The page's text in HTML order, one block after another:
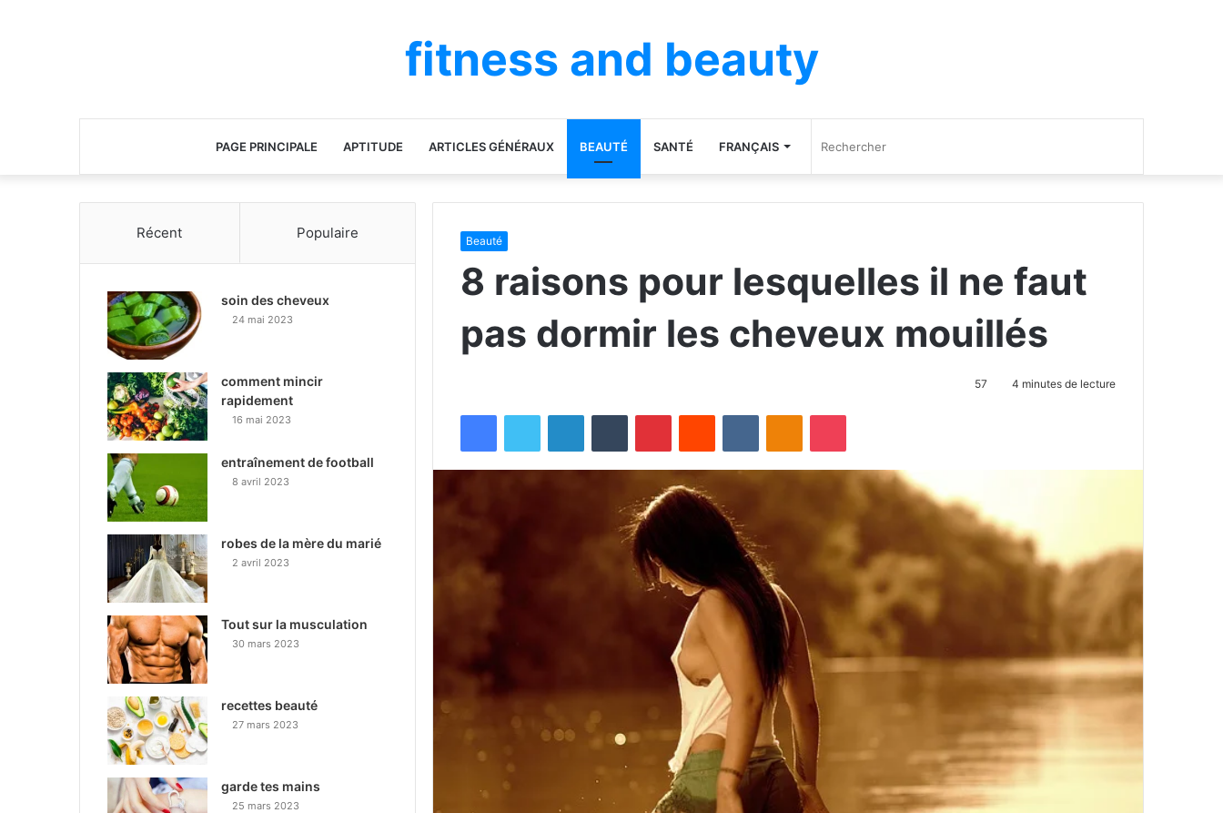
fitness and beauty
PAGE PRINCIPALE APTITUDE ARTICLES GÉNÉRAUX BEAUTÉ SANTÉ FRANÇAIS
Beauté
8 raisons pour lesquelles il ne faut
pas dormir les cheveux mouillés
57 4 minutes de lecture
Récent Populaire
soin des cheveux
24 mai 2023
comment mincir
rapidement
16 mai 2023
entraînement de football
8 avril 2023
robes de la mère du marié
2 avril 2023
Tout sur la musculation
30 mars 2023
recettes beauté
27 mars 2023
garde tes mains
25 mars 2023